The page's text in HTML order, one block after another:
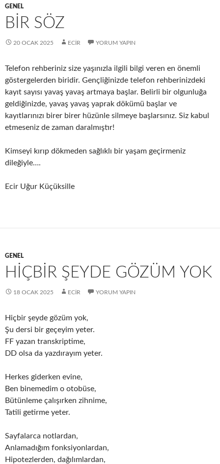
GENEL
BİR SÖZ
20 OCAK 2025 ECIR YORUM YAPIN
Telefon rehberiniz size yaşınızla ilgili bilgi veren en önemli
göstergelerden biridir. Gençliğinizde telefon rehberinizdeki
kayıt sayısı yavaş yavaş artmaya başlar. Belirli bir olgunluğa
geldiğinizde, yavaş yavaş yaprak dökümü başlar ve
kayıtlarınızı birer birer hüzünle silmeye başlarsınız. Siz kabul
etmeseniz de zaman daralmıştır!
Kimseyi kırıp dökmeden sağlıklı bir yaşam geçirmeniz
dileğiyle….
Ecir Uğur Küçüksille
GENEL
HİÇBİR ŞEYDE GÖZÜM YOK
18 OCAK 2025 ECIR YORUM YAPIN
Hiçbir şeyde gözüm yok,
Şu dersi bir geçeyim yeter.
FF yazan transkriptime,
DD olsa da yazdırayım yeter.
Herkes giderken evine,
Ben binemedim o otobüse,
Bütünleme çalışırken zihnime,
Tatili getirme yeter.
Sayfalarca notlardan,
Anlamadığım fonksiyonlardan,
Hipotezlerden, dağılımlardan,